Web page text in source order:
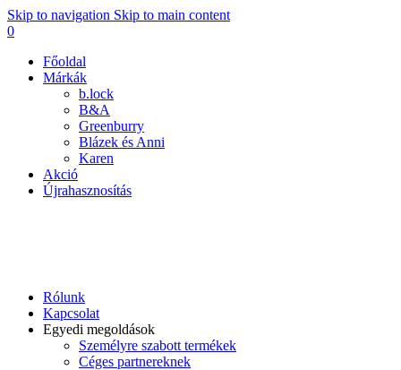
Skip to navigation Skip to main content
0
Főoldal
Márkák
b.lock
B&A
Greenburry
Blázek és Anni
Karen
Akció
Újrahasznosítás
Rólunk
Kapcsolat
Egyedi megoldások
Személyre szabott termékek
Céges partnereknek